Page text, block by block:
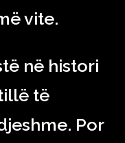
vite.
në histori
të
Por